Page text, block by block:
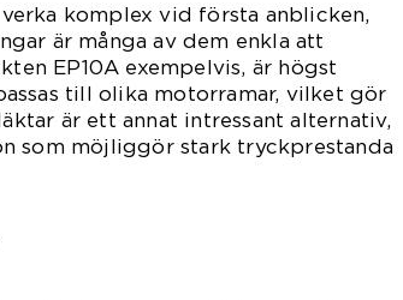
komplex vid första anblicken,
är många av dem enkla att
EP10A exempelvis, är högst
till olika motorramar, vilket gör
är ett annat intressant alternativ,
som möjliggör stark tryckprestanda